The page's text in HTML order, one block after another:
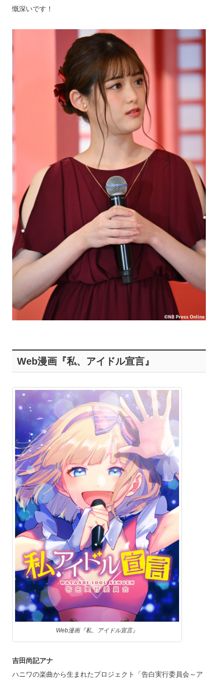
慨深いです！
Web漫画『私、アイドル宣言』
Web漫画『私、アイドル宣言』
吉田尚記アナ
ハニワの楽曲から生まれたプロジェクト「告白実行委員会～ア